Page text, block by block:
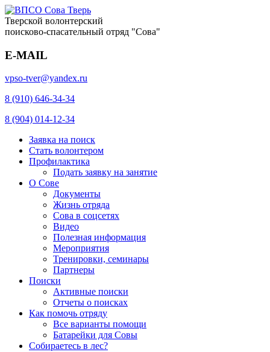
Тверской волонтерский
поисково-спасательный отряд "Сова"
E-MAIL
vpso-tver@yandex.ru
8 (910) 646-34-34
8 (904) 014-12-34
Заявка на поиск
Стать волонтером
Профилактика
Подать заявку на занятие
О Сове
Документы
Жизнь отряда
Сова в соцсетях
Видео
Полезная информация
Мероприятия
Тренировки, семинары
Партнеры
Поиски
Активные поиски
Отчеты о поисках
Как помочь отряду
Все варианты помощи
Батарейки для Совы
Собираетесь в лес?